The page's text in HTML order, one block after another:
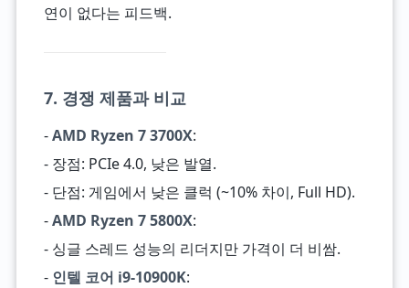
연이 없다는 피드백.
7. 경쟁 제품과 비교
-AMD Ryzen 7 3700X:
- 장점: PCIe 4.0, 낮은 발열.
- 단점: 게임에서 낮은 클럭 (~10% 차이, Full HD).
-AMD Ryzen 7 5800X:
- 싱글 스레드 성능의 리더지만 가격이 더 비쌈.
- 인텔 코어 i9-10900K: